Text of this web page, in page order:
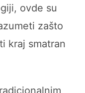
ovde su
zašto
kraj smatran